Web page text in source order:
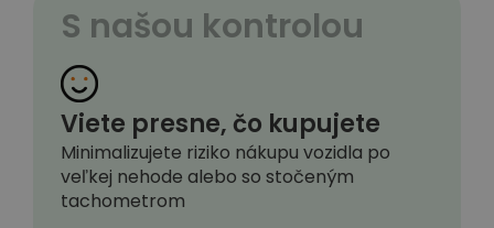
S našou kontrolou
Viete presne, čo kupujete
Minimalizujete riziko nákupu vozidla po
veľkej nehode alebo so stočeným
tachometrom